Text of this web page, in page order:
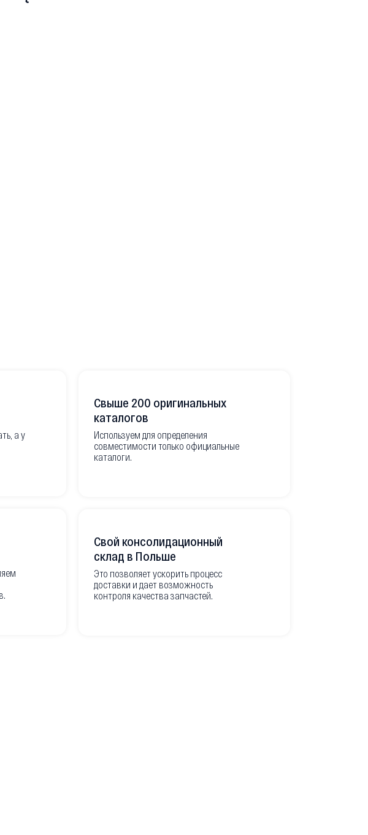
а у
Свыше 200 оригинальных
каталогов
Используем для определения
совместимости только официальные
каталоги.
Свой консолидационный
склад в Польше
Это позволяет ускорить процесс
доставки и дает возможность
контроля качества запчастей.